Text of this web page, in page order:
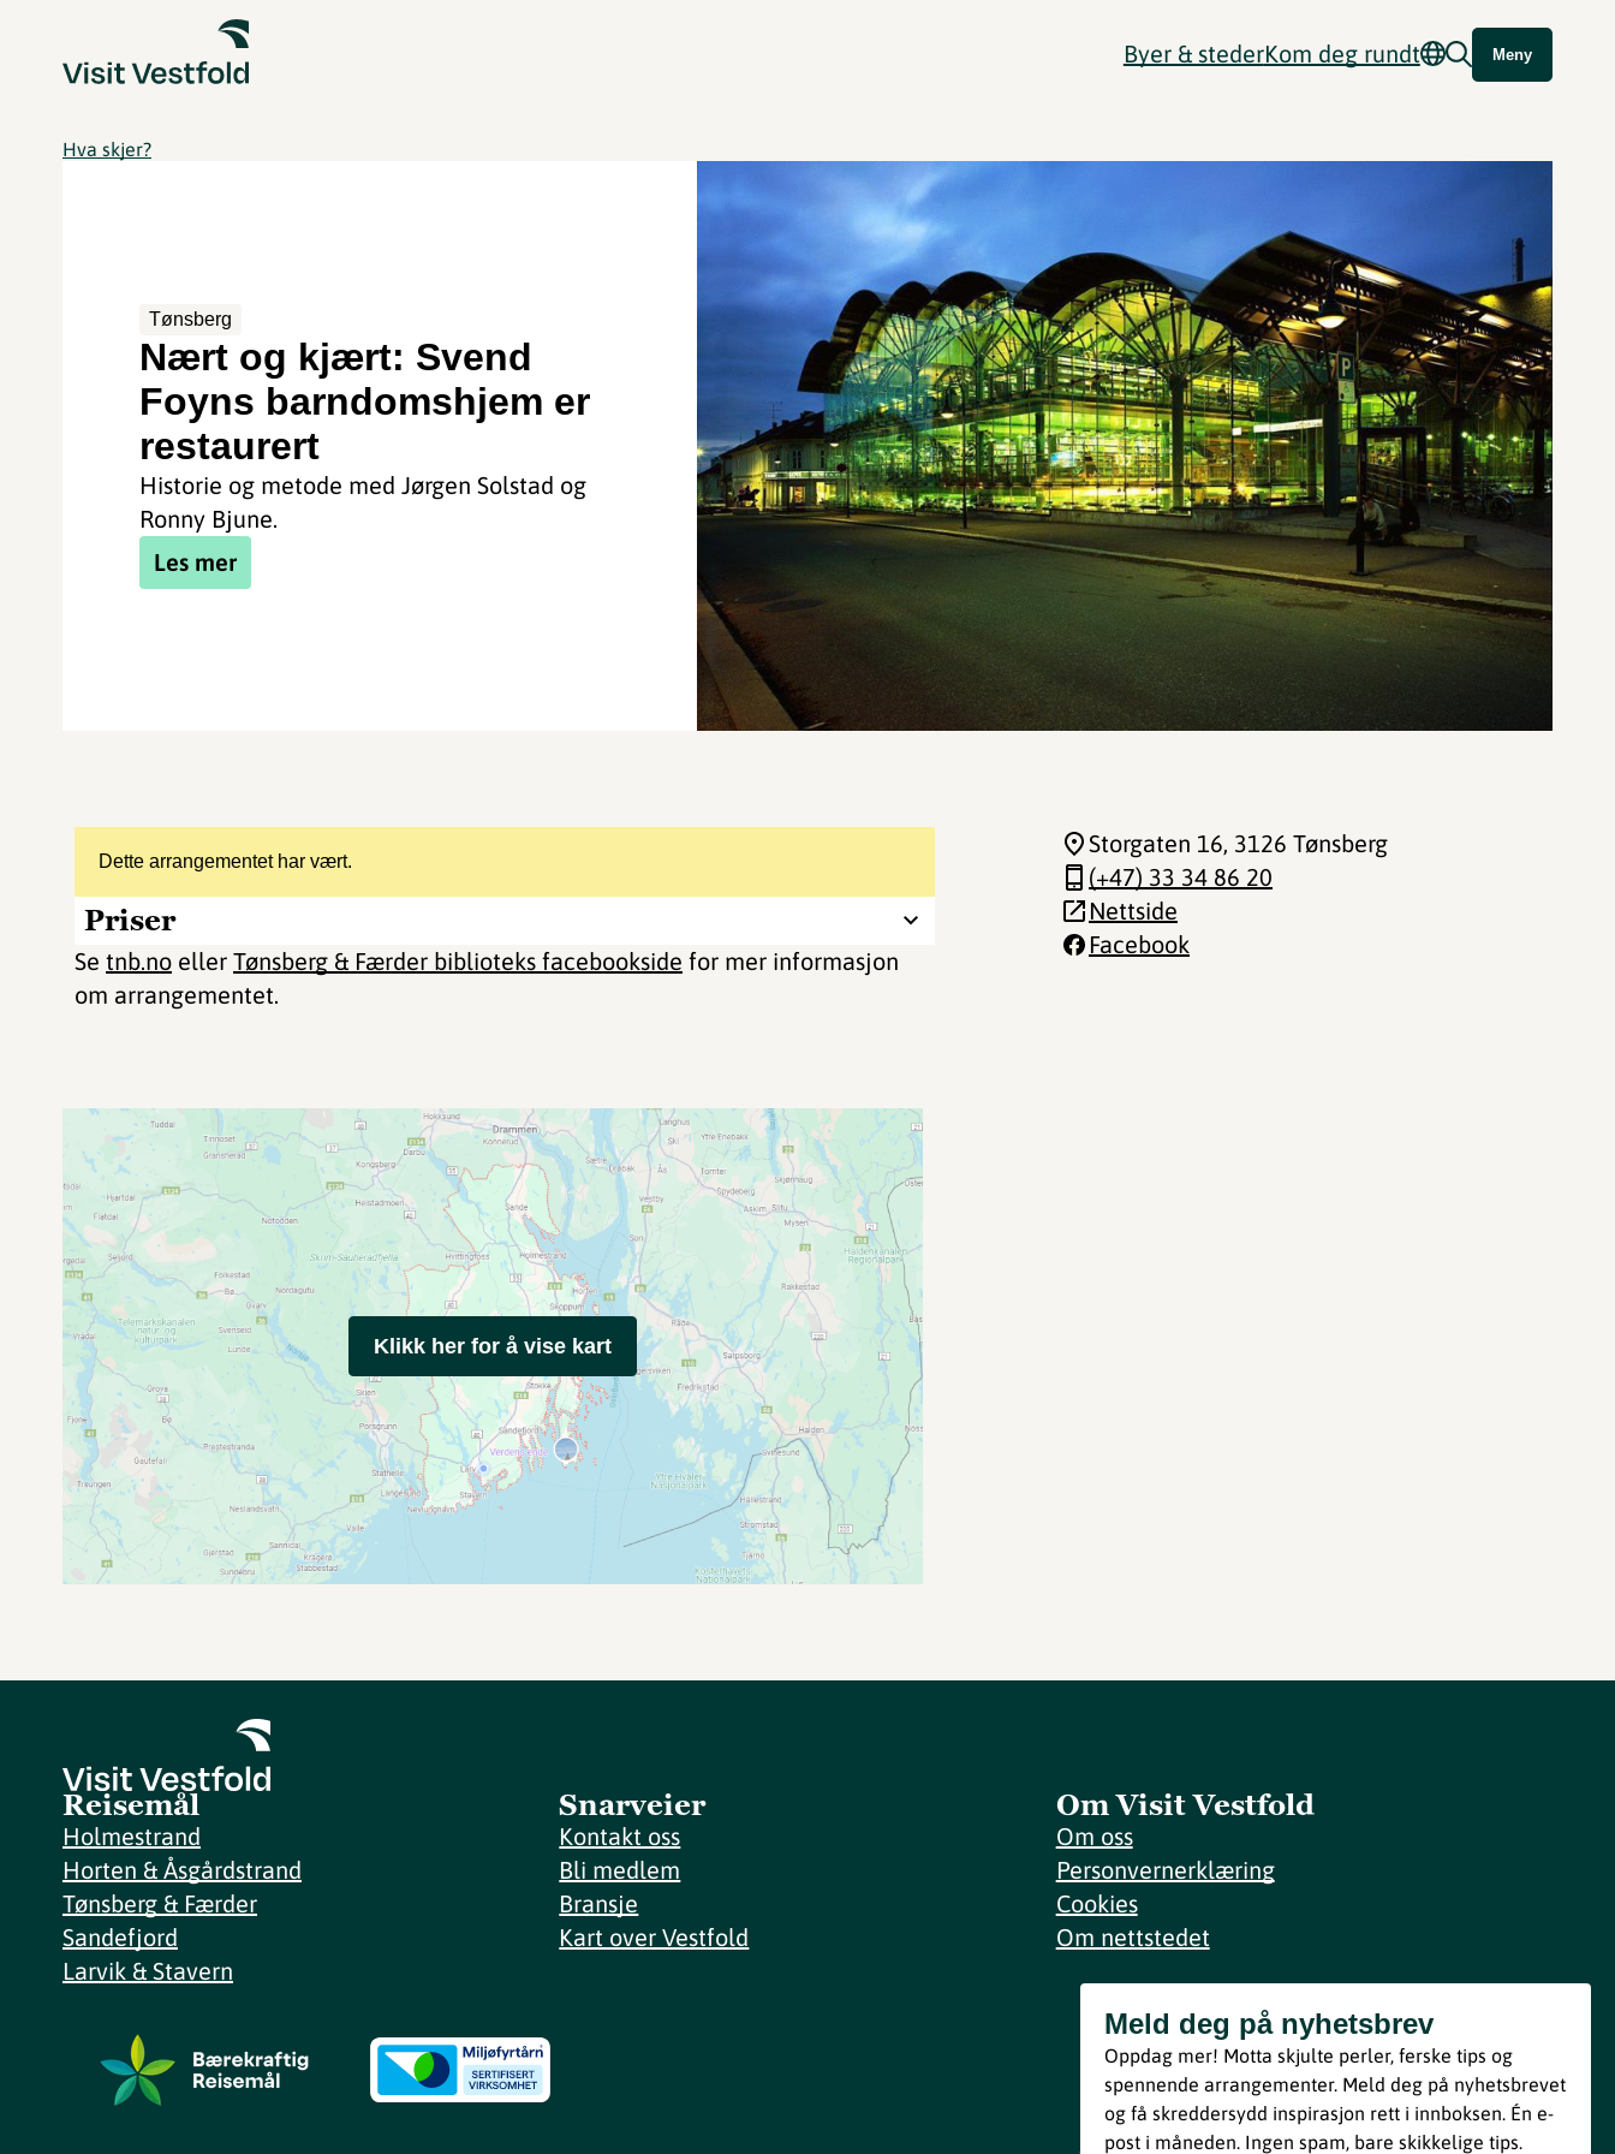
Byer & stederKom deg rundt Meny
Hva skjer?
Tønsberg
Nært og kjært: Svend
Foyns barndomshjem er
restaurert
Historie og metode med Jørgen Solstad og
Ronny Bjune.
Les mer
Dette arrangementet har vært.
Priser
Se tnb.no eller Tønsberg & Færder biblioteks facebookside for mer informasjon
om arrangementet.
Storgaten 16, 3126 Tønsberg
(+47) 33 34 86 20
Nettside
Facebook
Klikk her for å vise kart
Reisemål
Holmestrand
Horten & Åsgårdstrand
Tønsberg & Færder
Sandefjord
Larvik & Stavern
Snarveier
Kontakt oss
Bli medlem
Bransje
Kart over Vestfold
Om Visit Vestfold
Om oss
Personvernerklæring
Cookies
Om nettstedet
Meld deg på nyhetsbrev
Bli med
Ved å melde deg inn godtar du våre vilkår i henhold til vår
personvernerklæring.
Meld deg på nyhetsbrev
Oppdag mer! Motta skjulte perler, ferske tips og
spennende arrangementer. Meld deg på nyhetsbrevet
og få skreddersydd inspirasjon rett i innboksen. Én e-
post i måneden. Ingen spam, bare skikkelige tips.